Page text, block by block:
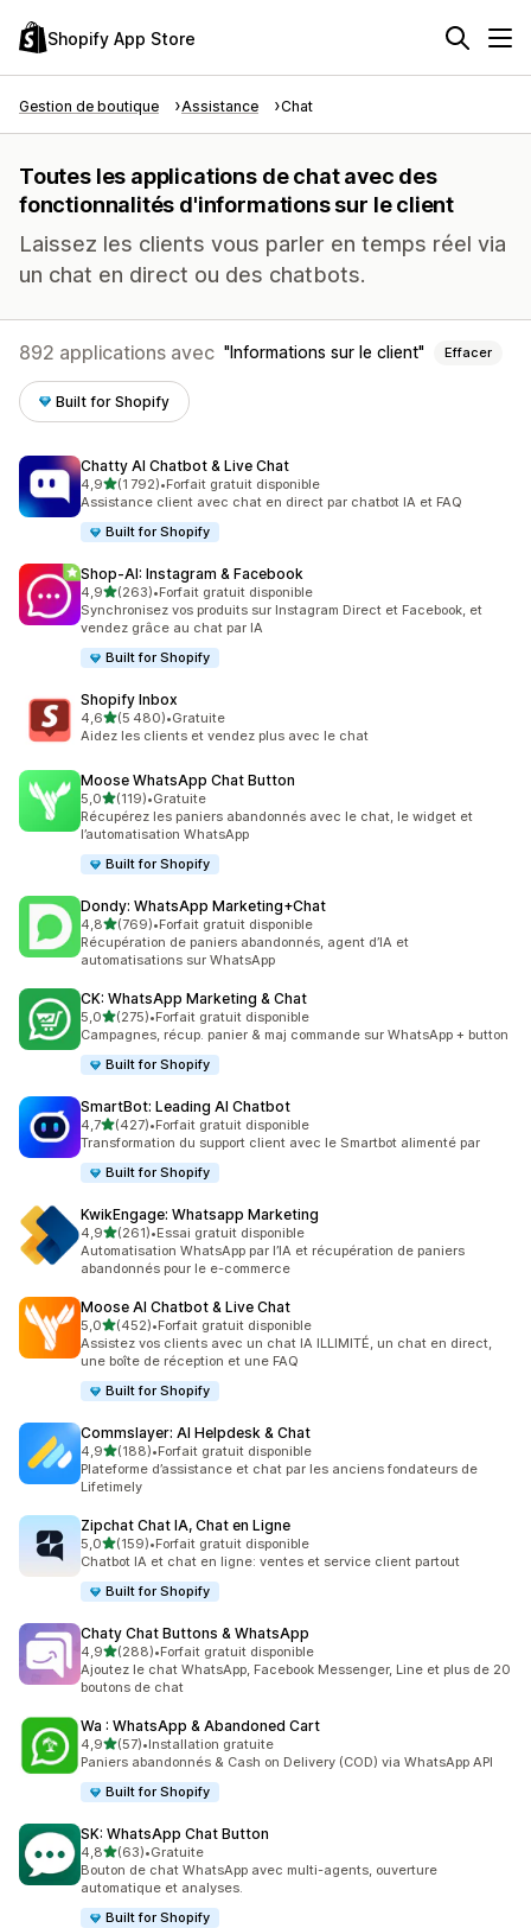
Shopify App Store
Gestion de boutique Assistance Chat
Toutes les applications de chat avec des
fonctionnalités d'informations sur le client
Laissez les clients vous parler en temps réel via
un chat en direct ou des chatbots.
892 applications avec Informations sur le client Effacer
Built for Shopify
Chatty AI Chatbot & Live Chat
4,9étoile(s) sur 5
(1 792)
1792 avis au total
•Forfait gratuit disponible
Assistance client avec chat en direct par chatbot IA et FAQ
Built for Shopify
Shop‑AI: Instagram & Facebook
4,9étoile(s) sur 5
(263)
263 avis au total
•Forfait gratuit disponible
Synchronisez vos produits sur Instagram Direct et Facebook, et
vendez grâce au chat par IA
Built for Shopify
Shopify Inbox
4,6étoile(s) sur 5
(5 480)
5480 avis au total
•Gratuite
Aidez les clients et vendez plus avec le chat
Moose WhatsApp Chat Button
5,0étoile(s) sur 5
(119)
119 avis au total
•Gratuite
Récupérez les paniers abandonnés avec le chat, le widget et
l’automatisation WhatsApp
Built for Shopify
Dondy: WhatsApp Marketing+Chat
4,8étoile(s) sur 5
(769)
769 avis au total
•Forfait gratuit disponible
Récupération de paniers abandonnés, agent d’IA et
automatisations sur WhatsApp
CK: WhatsApp Marketing & Chat
5,0étoile(s) sur 5
(275)
275 avis au total
•Forfait gratuit disponible
Campagnes, récup. panier & maj commande sur WhatsApp + button
Built for Shopify
SmartBot: Leading AI Chatbot
4,7étoile(s) sur 5
(427)
427 avis au total
•Forfait gratuit disponible
Transformation du support client avec le Smartbot alimenté par
Built for Shopify
KwikEngage: Whatsapp Marketing
4,9étoile(s) sur 5
(261)
261 avis au total
•Essai gratuit disponible
Automatisation WhatsApp par l’IA et récupération de paniers
abandonnés pour le e-commerce
Moose AI Chatbot & Live Chat
5,0étoile(s) sur 5
(452)
452 avis au total
•Forfait gratuit disponible
Assistez vos clients avec un chat IA ILLIMITÉ, un chat en direct,
une boîte de réception et une FAQ
Built for Shopify
Commslayer: AI Helpdesk & Chat
4,9étoile(s) sur 5
(188)
188 avis au total
•Forfait gratuit disponible
Plateforme d’assistance et chat par les anciens fondateurs de
Lifetimely
Zipchat Chat IA, Chat en Ligne
5,0étoile(s) sur 5
(159)
159 avis au total
•Forfait gratuit disponible
Chatbot IA et chat en ligne: ventes et service client partout
Built for Shopify
Chaty Chat Buttons & WhatsApp
4,9étoile(s) sur 5
(288)
288 avis au total
•Forfait gratuit disponible
Ajoutez le chat WhatsApp, Facebook Messenger, Line et plus de 20
boutons de chat
Wa : WhatsApp & Abandoned Cart
4,9étoile(s) sur 5
(57)
57 avis au total
•Installation gratuite
Paniers abandonnés & Cash on Delivery (COD) via WhatsApp API
Built for Shopify
SK: WhatsApp Chat Button
4,8étoile(s) sur 5
(63)
63 avis au total
•Gratuite
Bouton de chat WhatsApp avec multi-agents, ouverture
automatique et analyses.
Built for Shopify